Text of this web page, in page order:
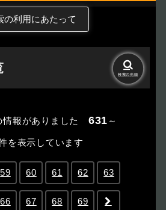
の利用にあたって
検索の先頭
情報がありました 631 ～
を表示しています
59 60 61 62 63
66 67 68 69